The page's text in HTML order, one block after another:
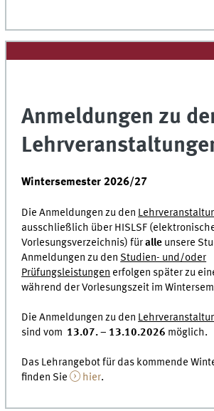
Anmeldungen zu
Wintersemester 2026/27
Die Anmeldungen zu den
ausschließlich über HISLSF
Vorlesungsverzeichnis) füralle unsere
Anmeldungen zu den Studien- und/oder
Prüfungsleistungen erfolgen später zu
während der Vorlesungszeit im
Die Anmeldungen zu den
sind vom 13.07. – 13.10.2026 möglich.
Das Lehrangebot für das kommende
finden Sie
hier.